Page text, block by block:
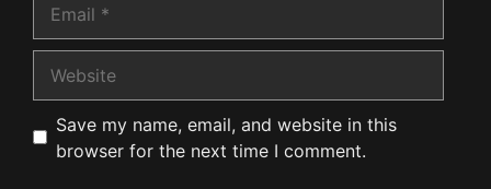
Save my name, email, and website in this
browser for the next time I comment.